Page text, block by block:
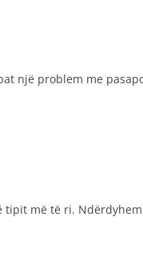
një problem me
më të ri.